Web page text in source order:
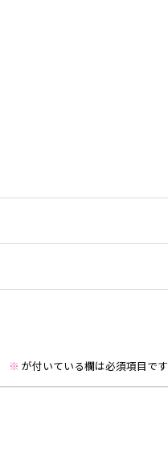
※ が付いている欄は必須項目です